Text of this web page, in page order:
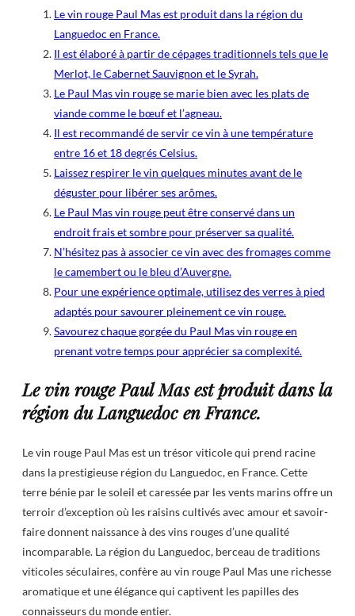
Le vin rouge Paul Mas est produit dans la région du
Languedoc en France.
Il est élaboré à partir de cépages traditionnels tels que le
Merlot, le Cabernet Sauvignon et le Syrah.
Le Paul Mas vin rouge se marie bien avec les plats de
viande comme le bœuf et l’agneau.
Il est recommandé de servir ce vin à une température
entre 16 et 18 degrés Celsius.
Laissez respirer le vin quelques minutes avant de le
déguster pour libérer ses arômes.
Le Paul Mas vin rouge peut être conservé dans un
endroit frais et sombre pour préserver sa qualité.
N’hésitez pas à associer ce vin avec des fromages comme
le camembert ou le bleu d’Auvergne.
Pour une expérience optimale, utilisez des verres à pied
adaptés pour savourer pleinement ce vin rouge.
Savourez chaque gorgée du Paul Mas vin rouge en
prenant votre temps pour apprécier sa complexité.
Le vin rouge Paul Mas est produit dans la
région du Languedoc en France.
Le vin rouge Paul Mas est un trésor viticole qui prend racine
dans la prestigieuse région du Languedoc, en France. Cette
terre bénie par le soleil et caressée par les vents marins offre un
terroir d’exception où les raisins cultivés avec amour et savoir-
faire donnent naissance à des vins rouges d’une qualité
incomparable. La région du Languedoc, berceau de traditions
viticoles séculaires, confère au vin rouge Paul Mas une richesse
aromatique et une élégance qui captivent les papilles des
connaisseurs du monde entier.